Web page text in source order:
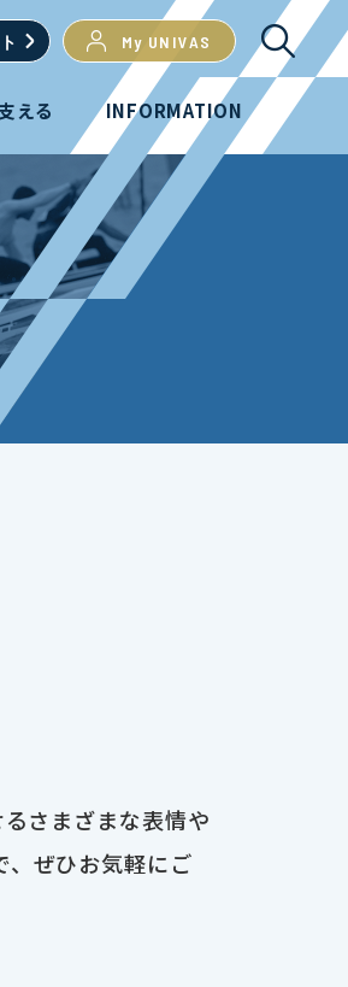
My UNIVAS
える INFORMATION
さまざまな表情や
、ぜひお気軽にご